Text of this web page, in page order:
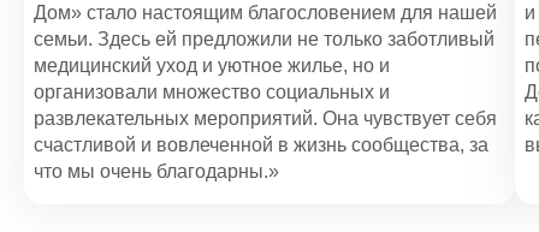
Дом» стало настоящим благословением для нашей
семьи. Здесь ей предложили не только заботливый
медицинский уход и уютное жилье, но и
организовали множество социальных и
развлекательных мероприятий. Она чувствует себя
счастливой и вовлеченной в жизнь сообщества, за
что мы очень благодарны.»